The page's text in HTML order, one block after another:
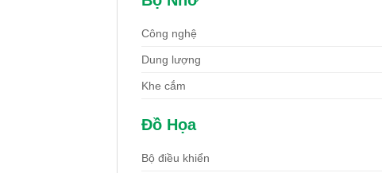
Công nghệ
Dung lượng
Khe cắm
Đồ Họa
Bộ điều khiển